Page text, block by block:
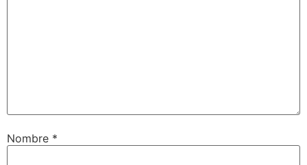
Nombre *